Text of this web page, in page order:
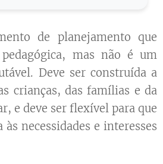
de planejamento que
mas não é um
Deve ser construída a
crianças, das famílias e da
e deve ser flexível para que
às necessidades e interesses